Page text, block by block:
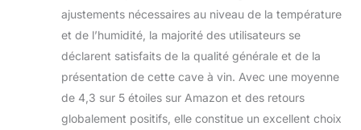
ajustements nécessaires au niveau de la température
et de l’humidité, la majorité des utilisateurs se
déclarent satisfaits de la qualité générale et de la
présentation de cette cave à vin. Avec une moyenne
de 4,3 sur 5 étoiles sur Amazon et des retours
globalement positifs, elle constitue un excellent choix